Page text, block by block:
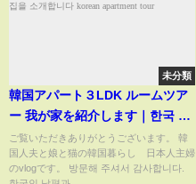
未分類
韓国アパート３LDK ルームツア
ー 我が家を紹介します｜한국 아
파트 33평 룸투어 우리집을 소개
합니다 korean apartment tour
ご覧いただきありがとうございます。 韓
国人夫と娘と猫の韓国暮らし 日本人主婦
のvlogです。 방문해 주셔서 감사합니다.